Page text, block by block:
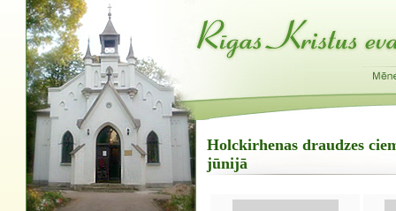
Holckirhenas draudzes
jūnijā